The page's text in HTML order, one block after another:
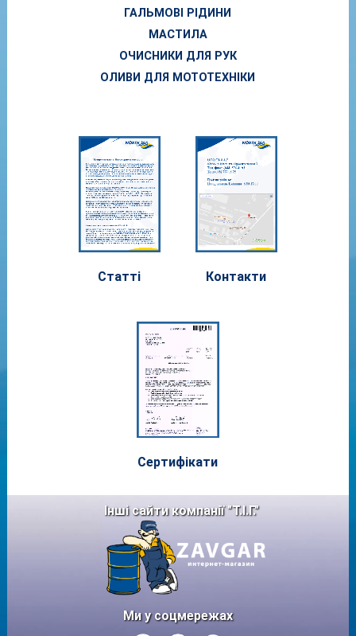
ГАЛЬМОВІ РІДИНИ
МАСТИЛА
ОЧИСНИКИ ДЛЯ РУК
ОЛИВИ ДЛЯ МОТОТЕХНІКИ
Статті Контакти
Сертифікати
Інші сайти компанії "Т.І.Г."
Ми у соцмережах